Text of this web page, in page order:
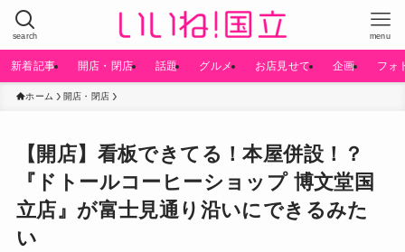
search menu
新着記事 開店・閉店 話題 グルメ お店見せて 企画 フォ
ホーム 開店・閉店
【開店】看板できてる！本屋併設！？
『ドトールコーヒーショップ 博文堂国
立店』が富士見通り沿いにできるみた
い